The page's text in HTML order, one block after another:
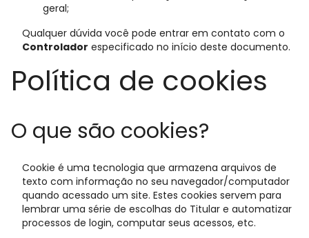
geral;
Qualquer dúvida você pode entrar em contato com o
Controlador especificado no início deste documento.
Política de cookies
O que são cookies?
Cookie é uma tecnologia que armazena arquivos de
texto com informação no seu navegador/computador
quando acessado um site. Estes cookies servem para
lembrar uma série de escolhas do Titular e automatizar
processos de login, computar seus acessos, etc.